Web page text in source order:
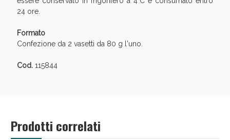
24 ore.
Formato
Confezione da 2 vasetti da 80 g l'uno.
Cod.115844
Prodotti correlati
Benessere Intestinale: Sconto fino al 55% valido